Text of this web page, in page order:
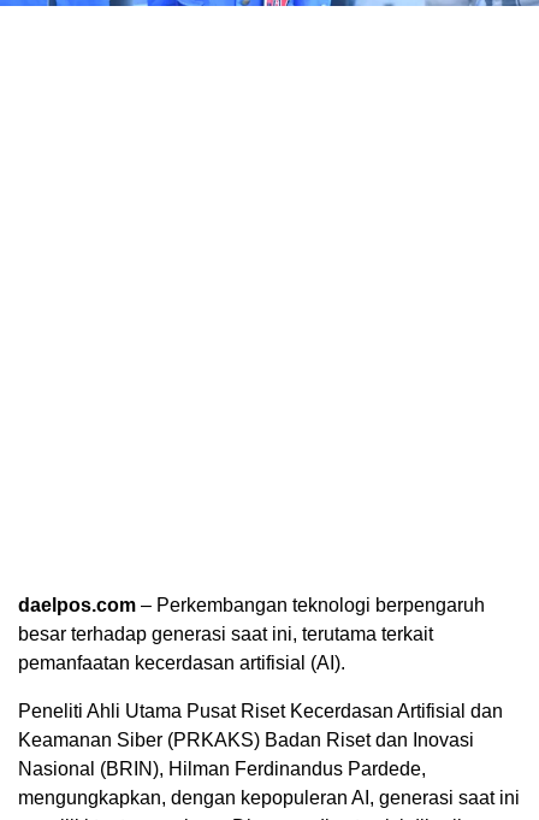
daelpos.com – Perkembangan teknologi berpengaruh
besar terhadap generasi saat ini, terutama terkait
pemanfaatan kecerdasan artifisial (AI).
Peneliti Ahli Utama Pusat Riset Kecerdasan Artifisial dan
Keamanan Siber (PRKAKS) Badan Riset dan Inovasi
Nasional (BRIN), Hilman Ferdinandus Pardede,
mengungkapkan, dengan kepopuleran AI, generasi saat ini